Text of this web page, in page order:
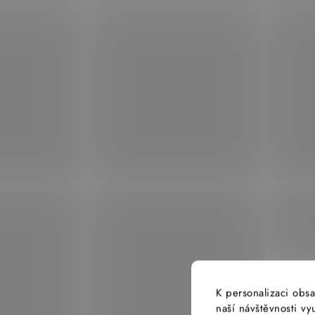
K personalizaci
naší návštěvnosti